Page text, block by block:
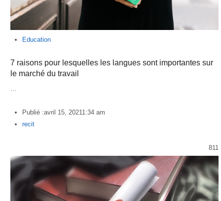
Education
7 raisons pour lesquelles les langues sont importantes sur
le marché du travail
…
Publié :avril 15, 20211:34 am
Author
recit
811